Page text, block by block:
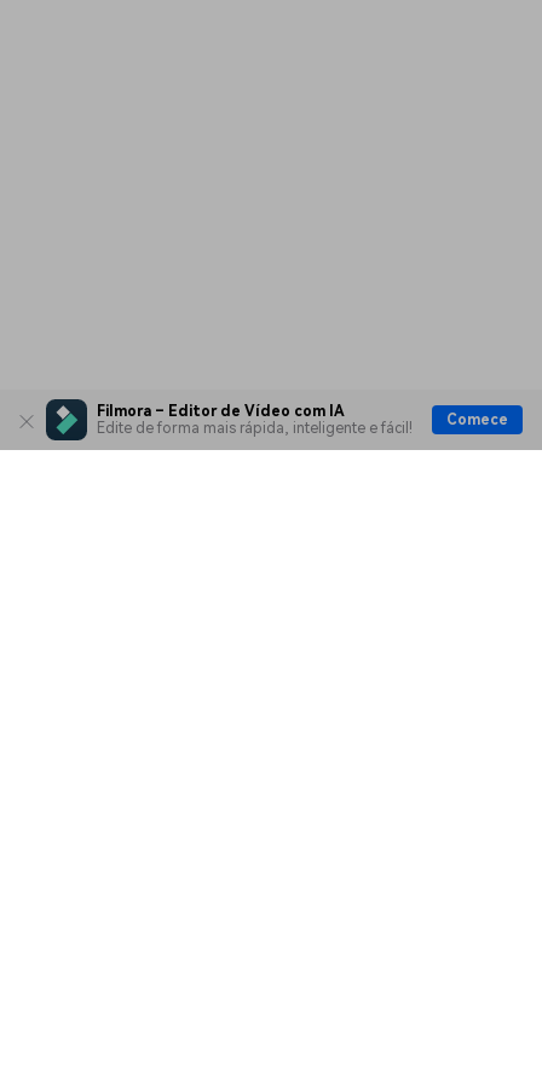
Filmora – Editor de Vídeo com IA
Edite de forma mais rápida, inteligente e fácil!
Comece